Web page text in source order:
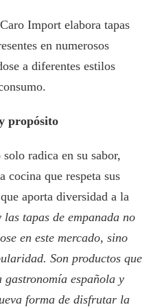
Import elabora tapas
en numerosos
a diferentes estilos
propósito
radica en su sabor,
cocina que respeta sus
aporta diversidad a la
las tapas de empanada no
en este mercado, sino
Son productos que
española y
forma de disfrutar la